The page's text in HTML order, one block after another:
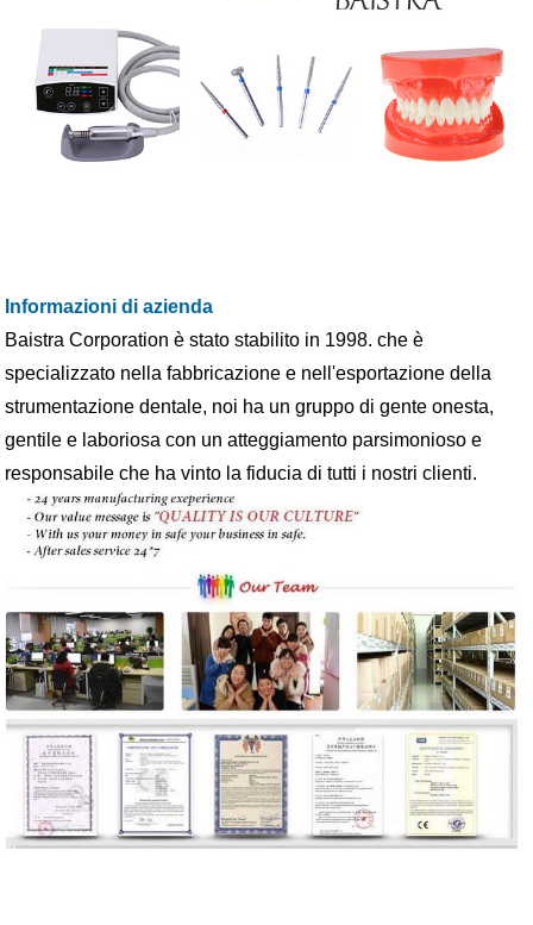
Informazioni di azienda
Baistra Corporation è stato stabilito in 1998. che è
specializzato nella fabbricazione e nell'esportazione della
strumentazione dentale, noi ha un gruppo di gente onesta,
gentile e laboriosa con un atteggiamento parsimonioso e
responsabile che ha vinto la fiducia di tutti i nostri clienti.